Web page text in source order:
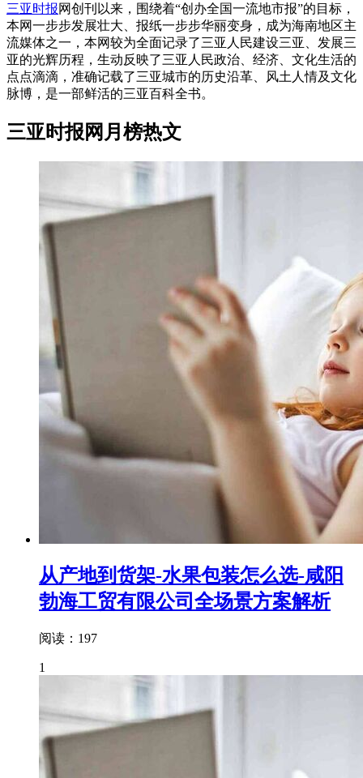
三亚时报网创刊以来，围绕着“创办全国一流地市报”的目标，
本网一步步发展壮大、报纸一步步华丽变身，成为海南地区主
流媒体之一，本网较为全面记录了三亚人民建设三亚、发展三
亚的光辉历程，生动反映了三亚人民政治、经济、文化生活的
点点滴滴，准确记载了三亚城市的历史沿革、风土人情及文化
脉博，是一部鲜活的三亚百科全书。
三亚时报网月榜热文
从产地到货架-水果包装怎么选-咸阳
勃海工贸有限公司全场景方案解析
阅读：197
1